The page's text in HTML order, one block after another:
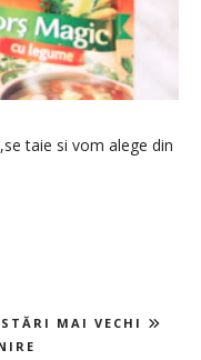
taie si vom alege din
MAI VECHI